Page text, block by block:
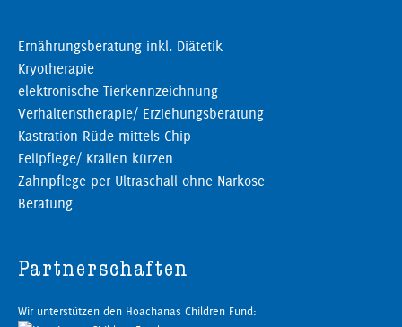
Ernährungsberatung inkl. Diätetik
Kryotherapie
elektronische Tierkennzeichnung
Verhaltenstherapie/ Erziehungsberatung
Kastration Rüde mittels Chip
Fellpflege/ Krallen kürzen
Zahnpflege per Ultraschall ohne Narkose
Beratung
Partnerschaften
Wir unterstützen den Hoachanas Children Fund: